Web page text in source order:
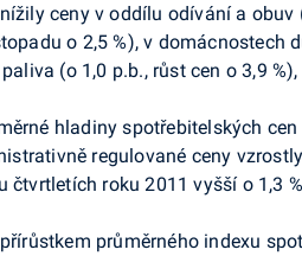
ceny v oddílu odívání a
o 2,5 %), v domácnostech
(o 1,0 p.b., růst cen o 3,9
hladiny spotřebitelských
regulované ceny
čtvrtletích roku 2011 vyšší o 1,3
průměrného indexu